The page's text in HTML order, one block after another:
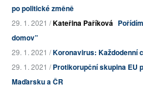
po politické změně
29. 1. 2021 /Kateřina Paříková
domov”
29. 1. 2021 /Koronavirus: Každodenní
29. 1. 2021 /Protikorupční skupina EU
Maďarsku a ČR